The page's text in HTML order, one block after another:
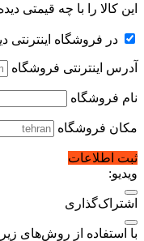
این کالا را با چه قیمتی
در فروشگاه اینترنتی
آدرس اینترنتی فروشگاه
نام فروشگاه
مکان فروشگاه
ثبت اطلاعات
ویدیو:
اشتراک‌گذاری
با استفاده از روش‌های